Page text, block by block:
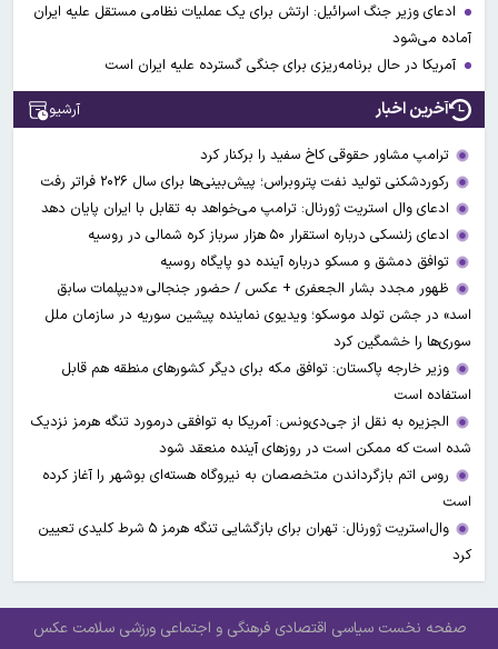
ادعای وزیر جنگ اسرائیل: ارتش برای یک عملیات نظامی مستقل علیه ایران
آماده می‌شود
آمریکا در حال برنامه‌ریزی برای جنگی گسترده‌ علیه ایران است
آخرین اخبار آرشیو
ترامپ مشاور حقوقی کاخ سفید را برکنار کرد
رکوردشکنی تولید نفت پتروبراس؛ پیش‌بینی‌ها برای سال ۲۰۲۶ فراتر رفت
ادعای وال‌ استریت ژورنال: ترامپ می‌خواهد به تقابل با ایران پایان دهد
ادعای زلنسکی درباره استقرار ۵۰ هزار سرباز کره شمالی در روسیه
توافق دمشق و مسکو درباره آینده دو پایگاه روسیه
ظهور مجدد بشار الجعفری + عکس / حضور جنجالی «دیپلمات سابق
اسد» در جشن تولد موسکو؛ ویدیوی نماینده پیشین سوریه در سازمان ملل
سوری‌ها را خشمگین کرد
وزیر خارجه پاکستان: توافق مکه برای دیگر کشورهای منطقه هم قابل
استفاده است
الجزیره به نقل از جی‌دی‌ونس: آمریکا به توافقی درمورد تنگه هرمز نزدیک
شده است که ممکن است در روزهای آینده منعقد شود
روس اتم بازگرداندن متخصصان به نیروگاه هسته‌ای بوشهر را آغاز کرده
است
وال‌استریت ژورنال: تهران برای بازگشایی تنگه هرمز ۵ شرط کلیدی تعیین
کرد
صفحه نخست سیاسی اقتصادی فرهنگی و اجتماعی ورزشی سلامت عکس